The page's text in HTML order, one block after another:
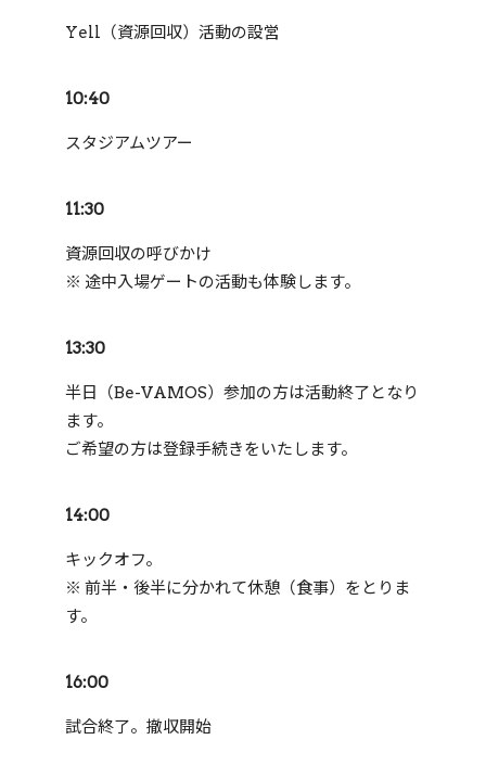
Yell（資源回収）活動の設営
10:40
スタジアムツアー
11:30
資源回収の呼びかけ
※ 途中入場ゲートの活動も体験します。
13:30
半日（Be-VAMOS）参加の方は活動終了となり
ます。
ご希望の方は登録手続きをいたします。
14:00
キックオフ。
※ 前半・後半に分かれて休憩（食事）をとりま
す。
16:00
試合終了。撤収開始